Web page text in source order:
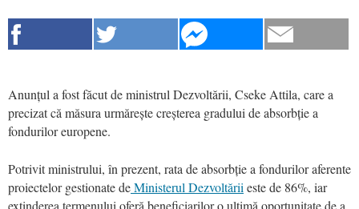
Anunțul a fost făcut de ministrul Dezvoltării, Cseke Attila, care a
precizat că măsura urmărește creșterea gradului de absorbție a
fondurilor europene.
Potrivit ministrului, în prezent, rata de absorbție a fondurilor aferente
proiectelor gestionate deMinisterul Dezvoltării este de 86%, iar
extinderea termenului oferă beneficiarilor o ultimă oportunitate de a